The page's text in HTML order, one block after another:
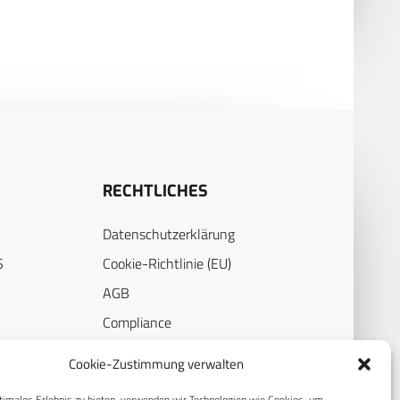
Cookie-Zustimmung verwalten
RECHTLICHES
Datenschutzerklärung
Cookie-Richtlinie (EU)
AGB
Compliance